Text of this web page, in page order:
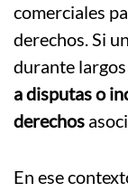
comerciales
derechos. Si
durante
a disputas o
derechos
En ese